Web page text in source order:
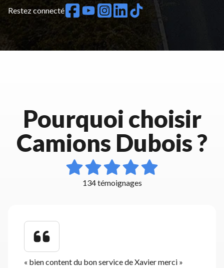
Restez connecté
Pourquoi choisir
Camions Dubois ?
134 témoignages
« bien content du bon service de Xavier merci »